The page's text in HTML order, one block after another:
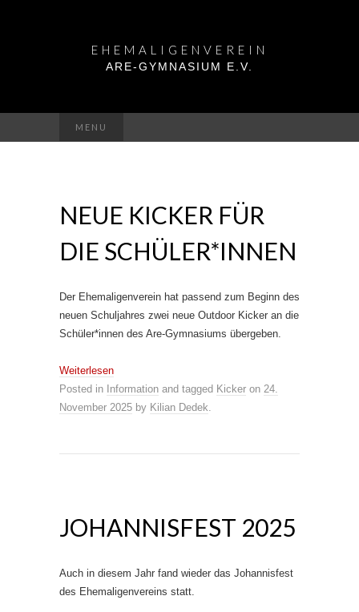
EHEMALIGENVEREIN
ARE-GYMNASIUM E.V.
MENU
nach:
NEUE KICKER FÜR
DIE SCHÜLER*INNEN
Der Ehemaligenverein hat passend zum Beginn des
neuen Schuljahres zwei neue Outdoor Kicker an die
Schüler*innen des Are-Gymnasiums übergeben.
Weiterlesen
Posted in Information and tagged Kicker on 24.
November 2025 by Kilian Dedek.
JOHANNISFEST 2025
Auch in diesem Jahr fand wieder das Johannisfest
des Ehemaligenvereins statt.